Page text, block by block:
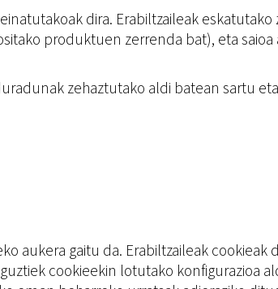
dira. Erabiltzaileak eskatutako
produktuen zerrenda bat), eta saioa
zehaztutako aldi batean sartu
aukera gaitu da. Erabiltzaileak cookieak
cookieekin lotutako konfigurazioa